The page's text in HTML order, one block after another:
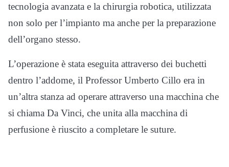
tecnologia avanzata e la chirurgia robotica, utilizzata
non solo per l’impianto ma anche per la preparazione
dell’organo stesso.
L’operazione è stata eseguita attraverso dei buchetti
dentro l’addome, il Professor Umberto Cillo era in
un’altra stanza ad operare attraverso una macchina che
si chiama Da Vinci, che unita alla macchina di
perfusione è riuscito a completare le suture.